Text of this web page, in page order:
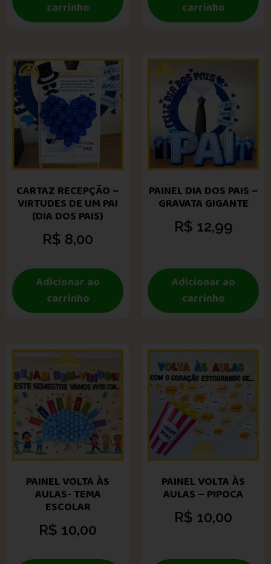
carrinho
carrinho
CARTAZ RECEPÇÃO –
VIRTUDES DE UM PAI
(DIA DOS PAIS)
R$ 8,00
Adicionar ao
carrinho
PAINEL DIA DOS PAIS –
GRAVATA GIGANTE
R$ 12,99
Adicionar ao
carrinho
PAINEL VOLTA ÀS
AULAS- TEMA
ESCOLAR
R$ 10,00
PAINEL VOLTA ÀS
AULAS – PIPOCA
R$ 10,00